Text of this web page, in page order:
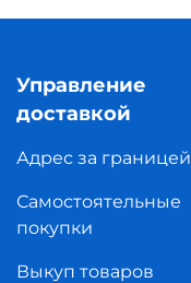
Управление
доставкой
Адрес за границей
Самостоятельные
покупки
Выкуп товаров